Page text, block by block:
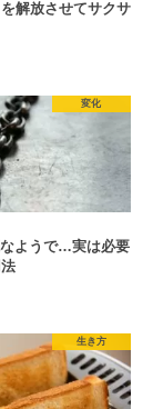
解放させてサクサ
変化
ようで…実は必要
生き方